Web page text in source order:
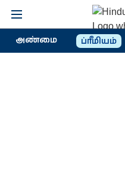
அண்மை ப்ரீமியம்